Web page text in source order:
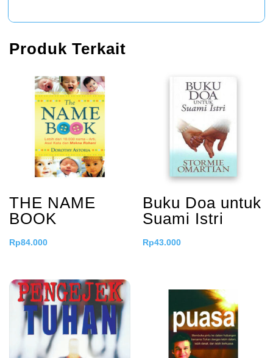
Produk Terkait
THE NAME
BOOK
Rp84.000
Buku Doa untuk
Suami Istri
Rp43.000